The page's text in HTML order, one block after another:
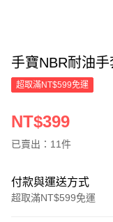
手寶NBR耐油
超取滿NT$599免運
NT$399
已賣出：11件
付款與運送方式
超取滿NT$599免運